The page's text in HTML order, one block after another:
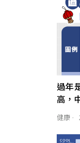
過年
高，
健康 ·